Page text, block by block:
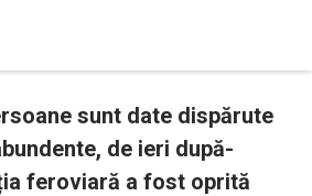
sunt date dispărute
de ieri după-
feroviară a fost oprită